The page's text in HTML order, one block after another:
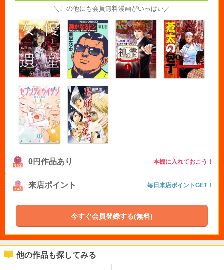
＼この他にも会員無料漫画がいっぱい／
0円作品あり 本棚に入れておこう！
来店ポイント 毎日来店ポイントGET！
今すぐ会員登録する(無料)
他の作品も探してみる